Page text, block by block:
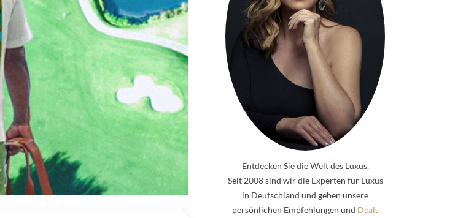
Entdecken Sie die Welt des Luxus.
Seit 2008 sind wir die Experten für Luxus
in Deutschland und geben unsere
persönlichen Empfehlungen und Deals